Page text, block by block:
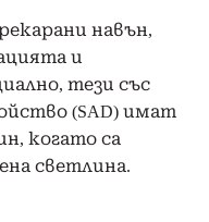
навън,
и
тези със
(SAD) имат
когато са
светлина.